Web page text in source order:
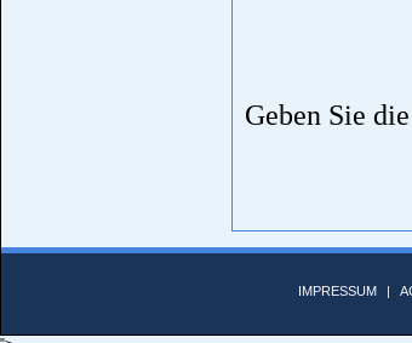
Geben Sie
IMPRESSUM |